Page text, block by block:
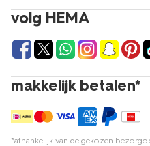
volg HEMA
makkelijk betalen*
*afhankelijk van de gekozen